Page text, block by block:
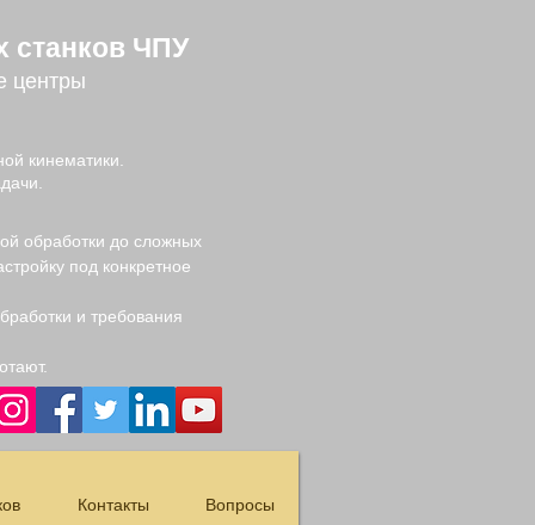
станков ЧПУ
центры
кинематики.
обработки до сложных
под конкретное
и требования
Контакты Вопросы